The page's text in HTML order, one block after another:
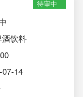
待审中
饮料
07-14